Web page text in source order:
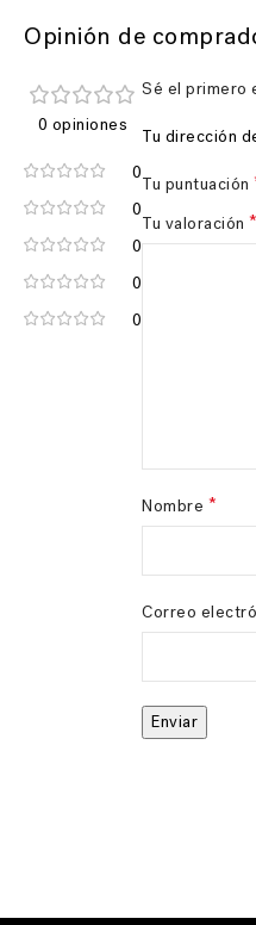
Opinión de
0 opiniones
0
0
0
0
0
Sé el primero
Tu dirección
Tu puntuación
Tu valoración *
Nombre *
Correo